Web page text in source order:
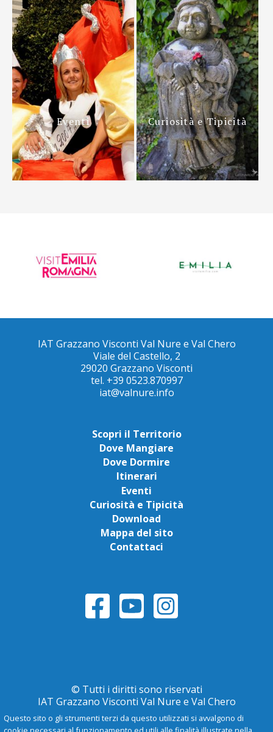
Eventi Curiosità e Tipicità
IAT Grazzano Visconti Val Nure e Val Chero
Viale del Castello, 2
29020 Grazzano Visconti
tel. +39 0523.870997
iat@valnure.info
Scopri il Territorio
Dove Mangiare
Dove Dormire
Itinerari
Eventi
Curiosità e Tipicità
Download
Mappa del sito
Contattaci
© Tutti i diritti sono riservati
IAT Grazzano Visconti Val Nure e Val Chero
Questo sito o gli strumenti terzi da questo utilizzati si avvalgono di